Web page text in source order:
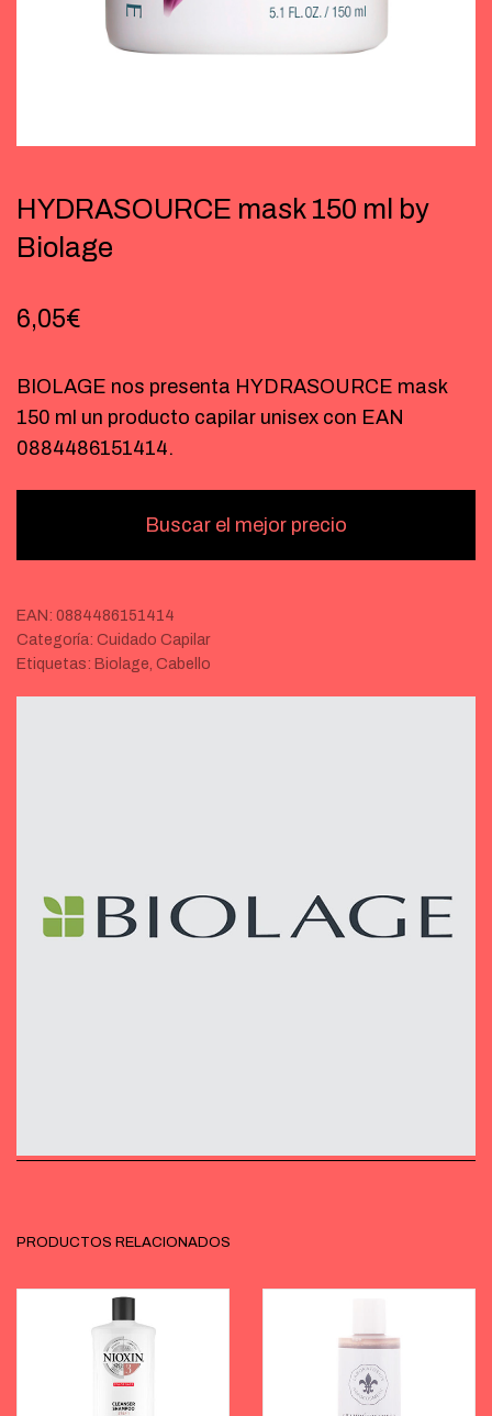
HYDRASOURCE mask 150 ml by
Biolage
6,05€
BIOLAGE nos presenta HYDRASOURCE mask
150 ml un producto capilar unisex con EAN
0884486151414.
Buscar el mejor precio
EAN: 0884486151414
Categoría: Cuidado Capilar
Etiquetas: Biolage, Cabello
PRODUCTOS RELACIONADOS